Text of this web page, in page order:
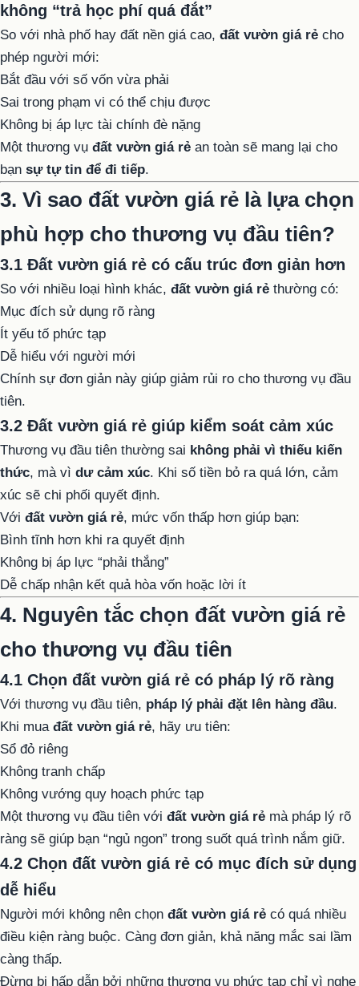
không “trả học phí quá đắt”
So với nhà phố hay đất nền giá cao, đất vườn giá rẻ cho
phép người mới:
Bắt đầu với số vốn vừa phải
Sai trong phạm vi có thể chịu được
Không bị áp lực tài chính đè nặng
Một thương vụ đất vườn giá rẻ an toàn sẽ mang lại cho
bạn sự tự tin để đi tiếp.
3. Vì sao đất vườn giá rẻ là lựa chọn
phù hợp cho thương vụ đầu tiên?
3.1 Đất vườn giá rẻ có cấu trúc đơn giản hơn
So với nhiều loại hình khác, đất vườn giá rẻ thường có:
Mục đích sử dụng rõ ràng
Ít yếu tố phức tạp
Dễ hiểu với người mới
Chính sự đơn giản này giúp giảm rủi ro cho thương vụ đầu
tiên.
3.2 Đất vườn giá rẻ giúp kiểm soát cảm xúc
Thương vụ đầu tiên thường sai không phải vì thiếu kiến
thức, mà vì dư cảm xúc. Khi số tiền bỏ ra quá lớn, cảm
xúc sẽ chi phối quyết định.
Với đất vườn giá rẻ, mức vốn thấp hơn giúp bạn:
Bình tĩnh hơn khi ra quyết định
Không bị áp lực “phải thắng”
Dễ chấp nhận kết quả hòa vốn hoặc lời ít
4. Nguyên tắc chọn đất vườn giá rẻ
cho thương vụ đầu tiên
4.1 Chọn đất vườn giá rẻ có pháp lý rõ ràng
Với thương vụ đầu tiên, pháp lý phải đặt lên hàng đầu.
Khi mua đất vườn giá rẻ, hãy ưu tiên:
Sổ đỏ riêng
Không tranh chấp
Không vướng quy hoạch phức tạp
Một thương vụ đầu tiên với đất vườn giá rẻ mà pháp lý rõ
ràng sẽ giúp bạn “ngủ ngon” trong suốt quá trình nắm giữ.
4.2 Chọn đất vườn giá rẻ có mục đích sử dụng
dễ hiểu
Người mới không nên chọn đất vườn giá rẻ có quá nhiều
điều kiện ràng buộc. Càng đơn giản, khả năng mắc sai lầm
càng thấp.
Đừng bị hấp dẫn bởi những thương vụ phức tạp chỉ vì nghe